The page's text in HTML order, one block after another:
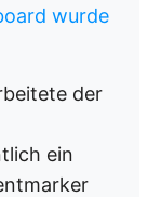
wurde
der
ein